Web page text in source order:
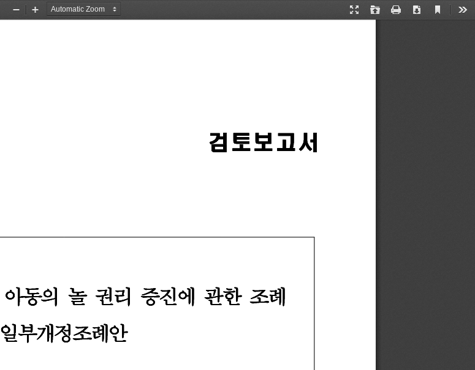
Presentation
Open Print Download
Current
Zoom
Zoom
검토보고서
검토보고서
아동의 놀 권리 증진에 관한 조례
아동의 놀 권리 증진에 관한 조례
일부개정조례안
일부개정조례안